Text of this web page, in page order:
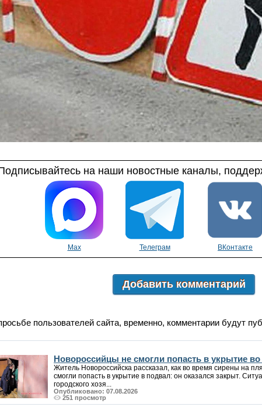
на наши новостные каналы,
Max Телеграм ВКонтакте
Добавить комментарий
пользователей сайта, временно, комментарии будут
Новороссийцы не смогли попасть в укрытие
Житель Новороссийска рассказал, как во время сирены на
смогли попасть в укрытие в подвал: он оказался закрыт.
городского хозя...
Опубликовано: 07.08.2026
251 просмотр